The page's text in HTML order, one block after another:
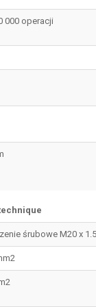
000 operacji
śrubowe M20 x 1.5